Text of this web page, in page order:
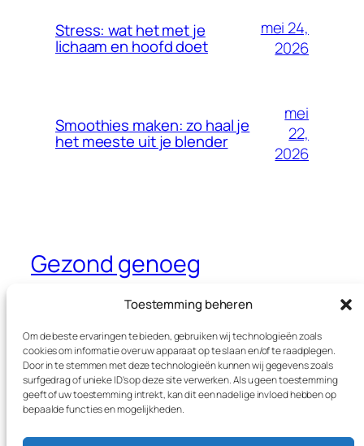
Toestemming beheren
Om de beste ervaringen te bieden, gebruiken wij technologieën zoals
cookies om informatie over uw apparaat op te slaan en/of te raadplegen.
Door in te stemmen met deze technologieën kunnen wij gegevens zoals
surfgedrag of unieke ID's op deze site verwerken. Als u geen toestemming
geeft of uw toestemming intrekt, kan dit een nadelige invloed hebben op
bepaalde functies en mogelijkheden.
Stress: wat het met je
lichaam en hoofd doet
mei 24,
2026
Smoothies maken: zo haal je
het meeste uit je blender
mei
22,
2026
Gezond genoeg
Dé website waar je alles leest over
Blog
Over
Evenementen
Winkel